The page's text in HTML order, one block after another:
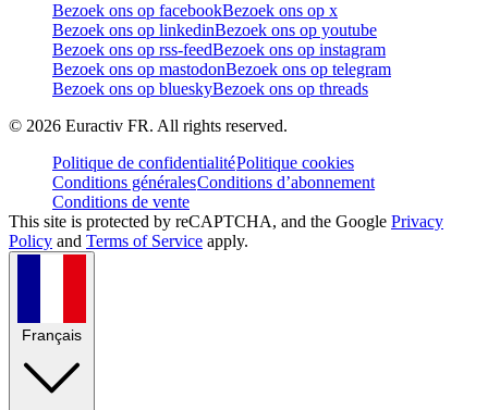
Bezoek ons op facebookBezoek ons op x
Bezoek ons op linkedinBezoek ons op youtube
Bezoek ons op rss-feedBezoek ons op instagram
Bezoek ons op mastodonBezoek ons op telegram
Bezoek ons op blueskyBezoek ons op threads
© 2026 Euractiv FR. All rights reserved.
Politique de confidentialitéPolitique cookies
Conditions généralesConditions d’abonnement
Conditions de vente
This site is protected by reCAPTCHA, and the Google Privacy
Policy and Terms of Service apply.
Français